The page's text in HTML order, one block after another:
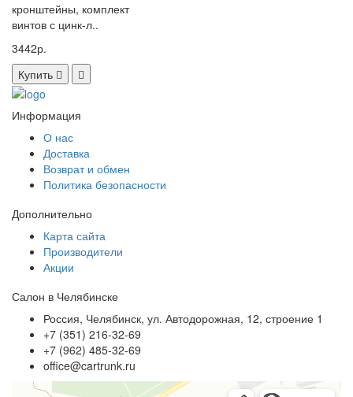
кронштейны, комплект
винтов с цинк-л..
3442р.
Купить
Информация
О нас
Доставка
Возврат и обмен
Политика безопасности
Дополнительно
Карта сайта
Производители
Акции
Салон в Челябинске
Россия, Челябинск, ул. Автодорожная, 12, строение 1
+7 (351) 216-32-69
+7 (962) 485-32-69
office@cartrunk.ru